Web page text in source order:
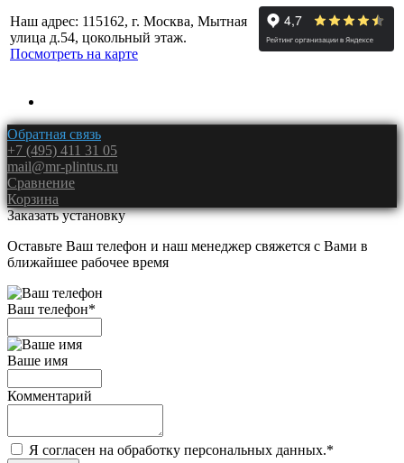
Наш адрес: 115162, г. Москва, Мытная
улица д.54, цокольный этаж.
Посмотреть на карте
Обратная связь
+7 (495) 411 31 05
mail@mr-plintus.ru
Сравнение
Корзина
Заказать установку
Оставьте Ваш телефон и наш менеджер свяжется с Вами в
ближайшее рабочее время
Ваш телефон*
Ваше имя
Комментарий
Я согласен на обработку персональных данных.*